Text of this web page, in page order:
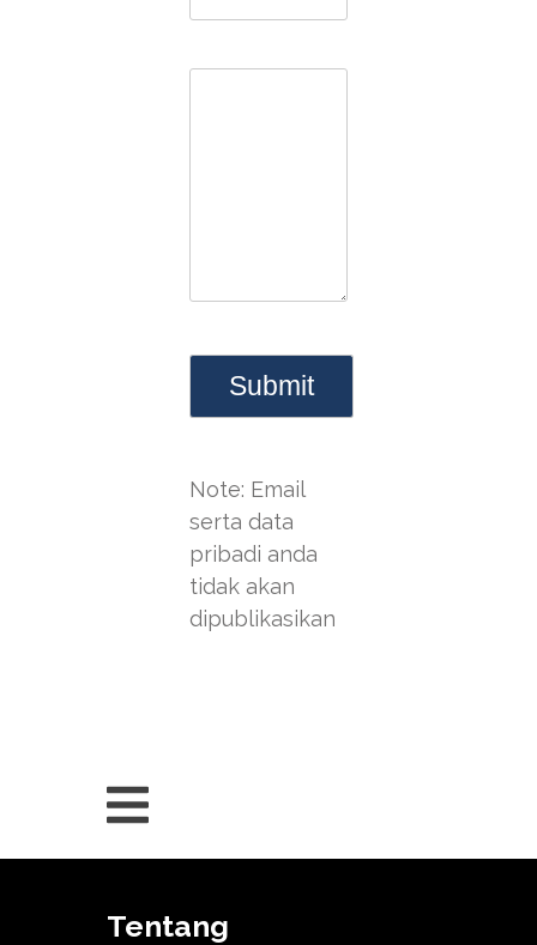
Note: Email
serta data
pribadi anda
tidak akan
dipublikasikan
Tentang